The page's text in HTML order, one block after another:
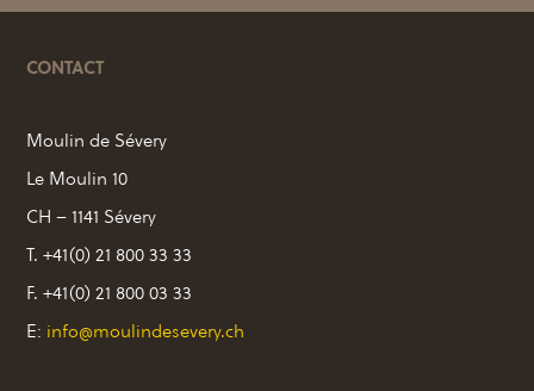
CONTACT
Moulin de Sévery
Le Moulin 10
CH – 1141 Sévery
T. +41(0) 21 800 33 33
F. +41(0) 21 800 03 33
E: info@moulindesevery.ch